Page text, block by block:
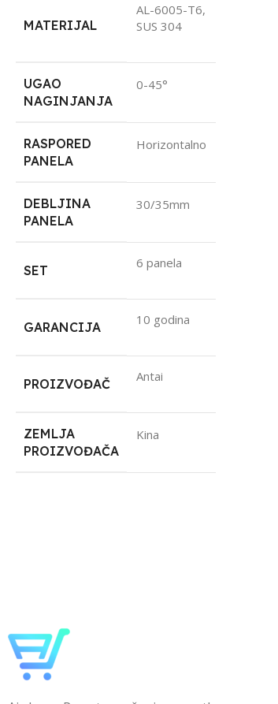
MATERIJAL
AL-6005-T6,
SUS 304
UGAO
NAGINJANJA
0-45°
RASPORED
PANELA
Horizontalno
DEBLJINA
PANELA
30/35mm
SET 6 panela
GARANCIJA 10 godina
PROIZVOĐAČ Antai
ZEMLJA
PROIZVOĐAČA
Kina